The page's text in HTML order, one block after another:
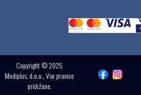
Copyright © 2025
Mediplus, d.o.o., Vse pravice
pridržane.